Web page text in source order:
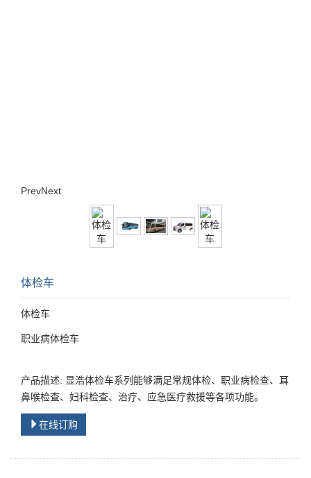
PrevNext
体检车
体检车
职业病体检车
产品描述: 显浩体检车系列能够满足常规体检、职业病检查、耳
鼻喉检查、妇科检查、治疗、应急医疗救援等各项功能。
在线订购